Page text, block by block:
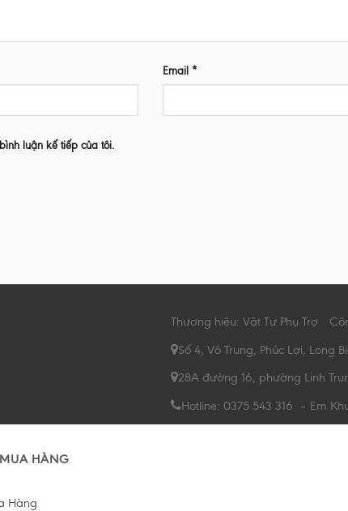
Email *
luận kế tiếp của tôi.
Thương hiệu: Vật Tư Phụ Trợ
Số 4, Võ Trung, Phúc Lợi, Long
28A đường 16, phường Linh
Hotline: 0375 543 316 – Em
HÀNG
Hàng